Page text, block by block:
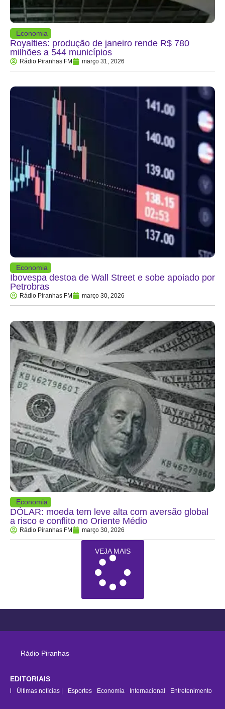
Economia
Royalties: produção de janeiro rende R$ 780
milhões a 544 municípios
Rádio Piranhas FM março 31, 2026
Economia
Ibovespa destoa de Wall Street e sobe apoiado por
Petrobras
Rádio Piranhas FM março 30, 2026
Economia
DÓLAR: moeda tem leve alta com aversão global
a risco e conflito no Oriente Médio
Rádio Piranhas FM março 30, 2026
VEJA MAIS
Rádio Piranhas
EDITORIAIS
Últimas notícias | Esportes Economia Internacional Entretenimento